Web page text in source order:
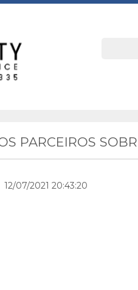
PARCEIROS
12/07/2021 20:43:20